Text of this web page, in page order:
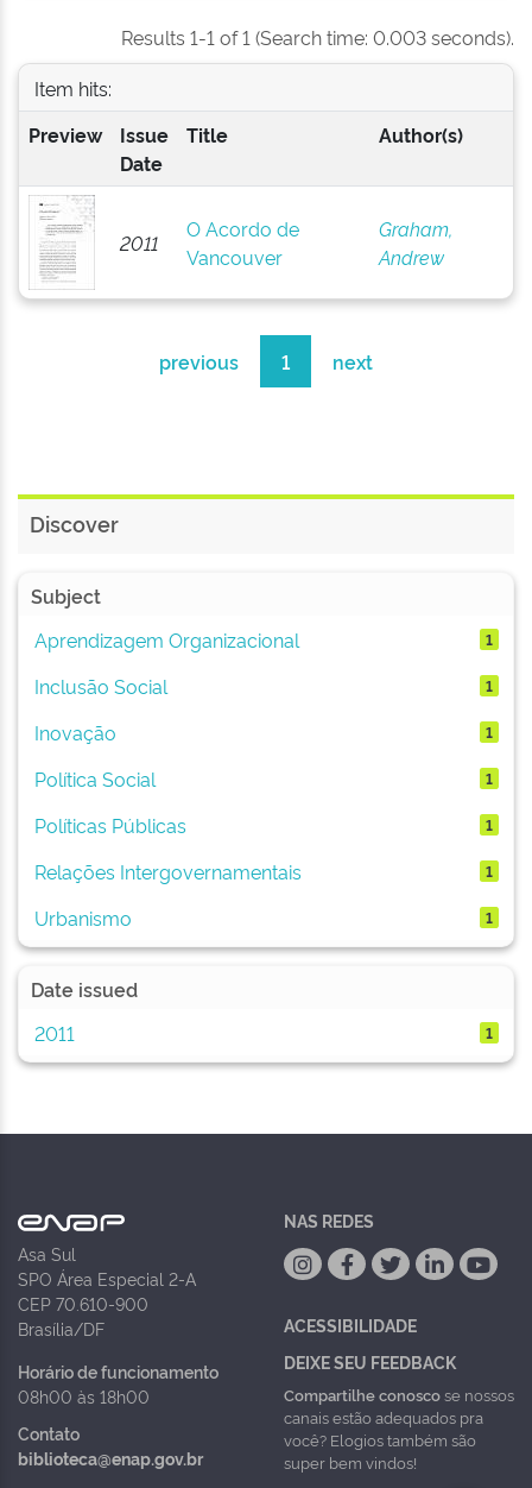
Results 1-1 of 1 (Search time: 0.003 seconds).
Item hits:
Preview
Issue
Date
Title Author(s)
2011
O Acordo de
Vancouver
Graham,
Andrew
previous 1 next
Discover
Subject
Aprendizagem Organizacional
1
Inclusão Social 1
Inovação 1
Política Social 1
Políticas Públicas 1
Relações Intergovernamentais 1
Urbanismo 1
Date issued
2011
1
Asa Sul
SPO Área Especial 2-A
CEP 70.610-900
Brasília/DF
Horário de funcionamento
08h00 às 18h00
Contato
biblioteca@enap.gov.br
NAS REDES
ACESSIBILIDADE
DEIXE SEU FEEDBACK
Compartilhe conoscose nossos
canais estão adequados pra
você? Elogios também são
super bem vindos!